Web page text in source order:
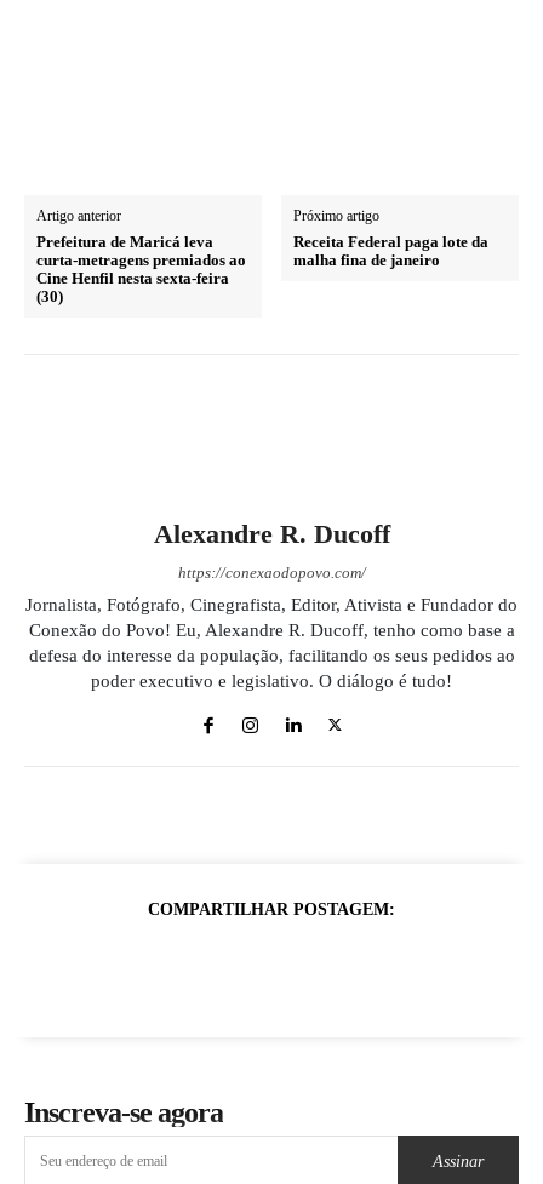
Artigo anterior
Prefeitura de Maricá leva
curta-metragens premiados ao
Cine Henfil nesta sexta-feira
(30)
Próximo artigo
Receita Federal paga lote da
malha fina de janeiro
Alexandre R. Ducoff
https://conexaodopovo.com/
Jornalista, Fotógrafo, Cinegrafista, Editor, Ativista e Fundador do
Conexão do Povo! Eu, Alexandre R. Ducoff, tenho como base a
defesa do interesse da população, facilitando os seus pedidos ao
poder executivo e legislativo. O diálogo é tudo!
COMPARTILHAR POSTAGEM:
Inscreva-se agora
Assinar